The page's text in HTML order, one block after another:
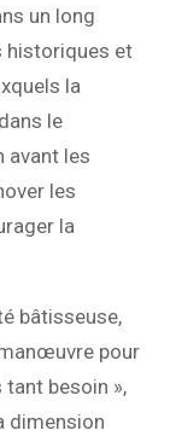
un long
historiques et
la
le
avant les
les
la
bâtisseuse,
pour
besoin »,
dimension